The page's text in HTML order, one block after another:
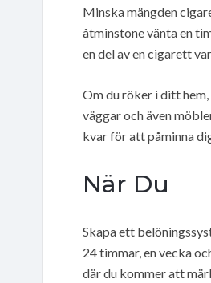
Minska mängden
åtminstone vänta en
en del av en cigarett
Om du röker i ditt
väggar och även
kvar för att påminna
När Du
Skapa ett
24 timmar, en vecka
där du kommer att